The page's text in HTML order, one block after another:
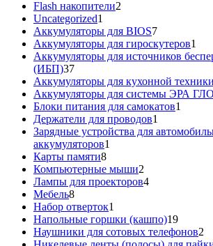
Flash накопители2
Uncategorized1
товар
Аккумуляторы для BIOS77
товаров
Аккумуляторы для гироскутеров1
Аккумуляторы для источников
(ИБП)3737
товаров
Аккумуляторы для кухонной техники
Аккумуляторы для системы ЭРА
Блоки питания для самокатов1
Держатели для проводов1
товар
Зарядные устройства для
аккумуляторов1
Карты памяти88
товаров
Компьютерные мыши2
товара
Лампы для проекторов44
Мебель88
товаров
Набор отверток1
товар
Напольные горшки (кашпо)1919
товаров
Наушники для сотовых телефонов2